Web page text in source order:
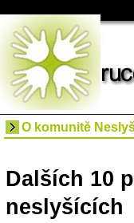
O komunitě
Dalších 10
neslyšících